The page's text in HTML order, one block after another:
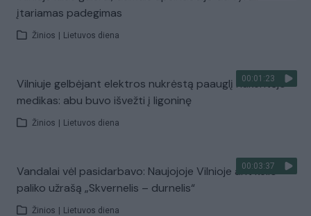
įtariamas padegimas
Žinios Lietuvos diena
00:01:23
Vilniuje gelbėjant elektros nukrėstą paauglį nukentėjo
medikas: abu buvo išvežti į ligoninę
Žinios Lietuvos diena
00:03:37
Vandalai vėl pasidarbavo: Naujojoje Vilnioje ant kelio
paliko užrašą „Skvernelis – durnelis“
Žinios Lietuvos diena